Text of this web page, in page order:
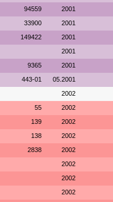
94559 2001
33900 2001
149422 2001
2001
9365 2001
443-01 05.2001
2002
55 2002
139 2002
138 2002
2838 2002
2002
2002
2002